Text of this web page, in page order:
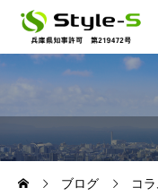
ブログ コ